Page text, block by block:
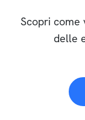
Scopri come
delle